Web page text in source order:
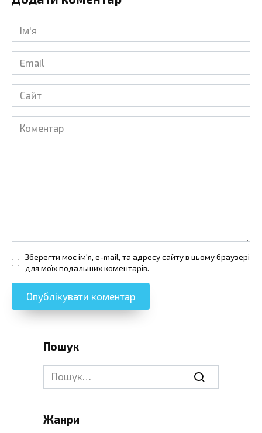
Ім'я
Email
Сайт
Коментар
Зберегти моє ім'я, e-mail, та адресу сайту в цьому браузері
для моїх подальших коментарів.
Пошук
Search
Жанри